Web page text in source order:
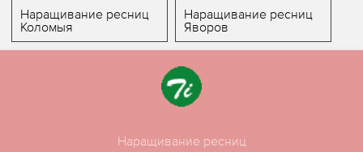
Наращивание ресниц
Коломыя
Наращивание ресниц
Яворов
Наращивание ресниц